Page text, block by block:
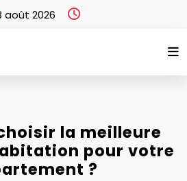
août 2026
la meilleure
pour votre
?